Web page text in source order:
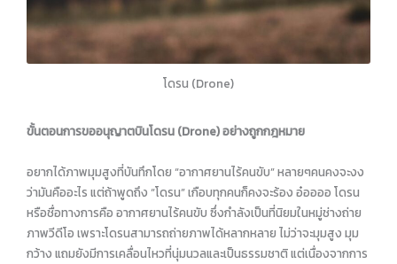
โดรน (Drone)
ขั้นตอนการขออนุญาตบินโดรน (Drone) อย่างถูกกฎหมาย
อยากได้ภาพมุมสูงที่บันทึกโดย “อากาศยานไร้คนขับ” หลายๆคนคงจะงง
ว่ามันคืออะไร แต่ถ้าพูดถึง “โดรน” เกือบทุกคนก็คงจะร้อง อ๋ออออ โดรน
หรือชื่อทางการคือ อากาศยานไร้คนขับ ซึ่งกำลังเป็นที่นิยมในหมู่ช่างถ่าย
ภาพวีดีโอ เพราะโดรนสามารถถ่ายภาพได้หลากหลาย ไม่ว่าจะมุมสูง มุม
กว้าง แถมยังมีการเคลื่อนไหวที่นุ่มนวลและเป็นธรรมชาติ แต่เนื่องจากการ